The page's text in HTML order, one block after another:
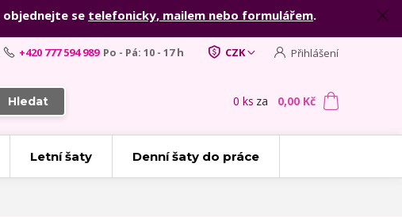
objednejte se telefonicky, mailem nebo formulářem.
CZK Přihlášení
Hledat
+420 777 594 989 Po - Pá: 10 - 17 h
0 ks za 0,00 Kč
Letní šaty Denní šaty do práce